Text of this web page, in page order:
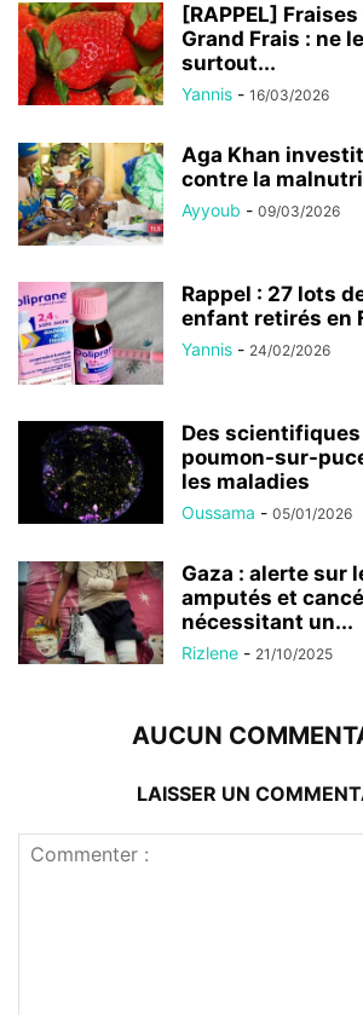
[RAPPEL]
Grand Frais : ne
surtout...
Yannis - 16/03/2026
Aga Khan
contre la
Ayyoub - 09/03/2026
Rappel : 27 lots
enfant retirés en
Yannis - 24/02/2026
Des
poumon-sur-
les maladies
Oussama - 05/01/2026
Gaza : alerte sur
amputés et
nécessitant un...
Rizlene - 21/10/2025
AUCUN
LAISSER UN